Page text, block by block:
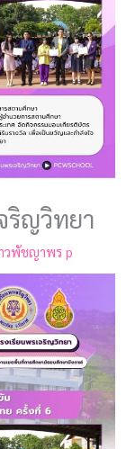
ริญวิทยา
วพัชญาพร p